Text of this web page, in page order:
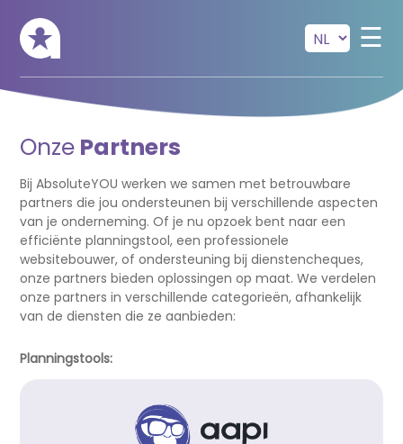
☰
Onze Partners
Bij AbsoluteYOU werken we samen met betrouwbare
partners die jou ondersteunen bij verschillende aspecten
van je onderneming. Of je nu opzoek bent naar een
efficiënte planningstool, een professionele
websitebouwer, of ondersteuning bij dienstencheques,
onze partners bieden oplossingen op maat. We verdelen
onze partners in verschillende categorieën, afhankelijk
van de diensten die ze aanbieden:
Planningstools: